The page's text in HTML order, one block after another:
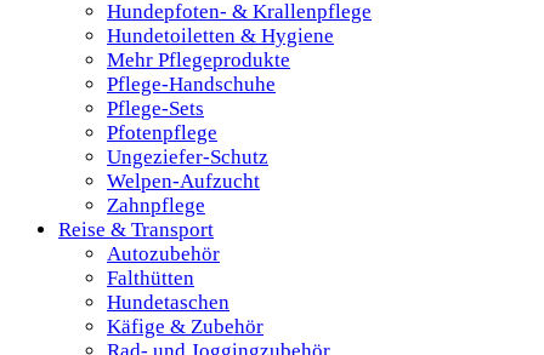
Hundepfoten- & Krallenpflege
Hundetoiletten & Hygiene
Mehr Pflegeprodukte
Pflege-Handschuhe
Pflege-Sets
Pfotenpflege
Ungeziefer-Schutz
Welpen-Aufzucht
Zahnpflege
Reise & Transport
Autozubehör
Falthütten
Hundetaschen
Käfige & Zubehör